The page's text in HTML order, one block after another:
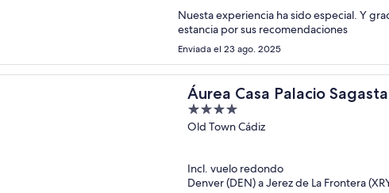
Nuesta experiencia ha sido especial. Y
estancia por sus recomendaciones
Enviada el 23 ago. 2025
Áurea Casa Palacio
Company
4
out
5
Old Town Cádiz
Incl. vuelo redondo
Denver (DEN) a Jerez de La Frontera